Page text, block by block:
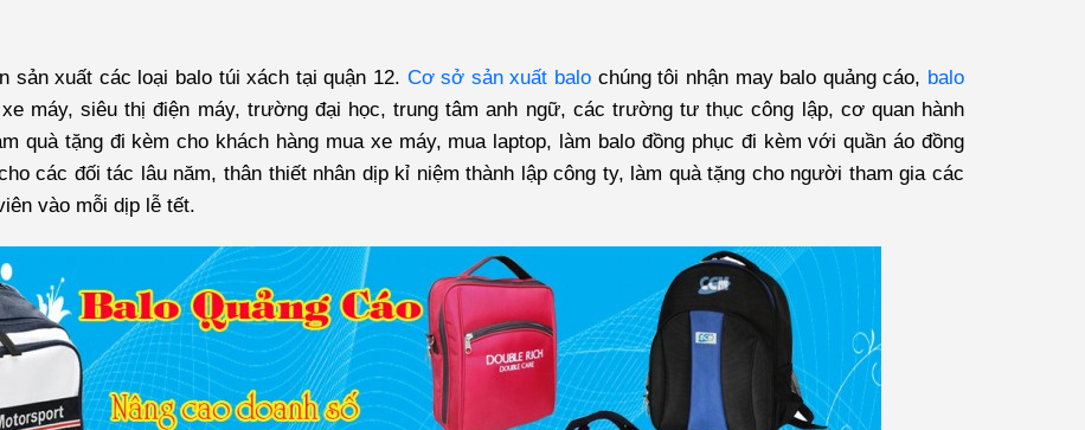
sản xuất các loại balo túi xách tại quận 12. Cơ sở sản xuất balo chúng tôi nhận may balo quảng cáo, balo
máy, siêu thị điện máy, trường đại học, trung tâm anh ngữ, các trường tư thục công lập, cơ quan hành
quà tặng đi kèm cho khách hàng mua xe máy, mua laptop, làm balo đồng phục đi kèm với quần áo đồng
các đối tác lâu năm, thân thiết nhân dịp kỉ niệm thành lập công ty, làm quà tặng cho người tham gia các
vào mỗi dịp lễ tết.